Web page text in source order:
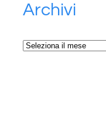
Archivi
Archivi